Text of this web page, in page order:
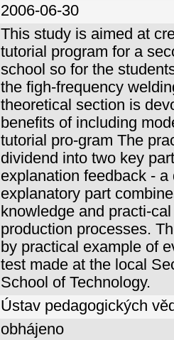
2006-06-30
This study is aimed at
tutorial program for a
school so for the
the figh-frequency
theoretical section is
benefits of including
tutorial pro-gram The
dividend into two key
explanation feedback -
explanatory part
knowledge and practi-
production processes.
by practical example of
test made at the local
School of Technology.
Ústav pedagogických
obhájeno